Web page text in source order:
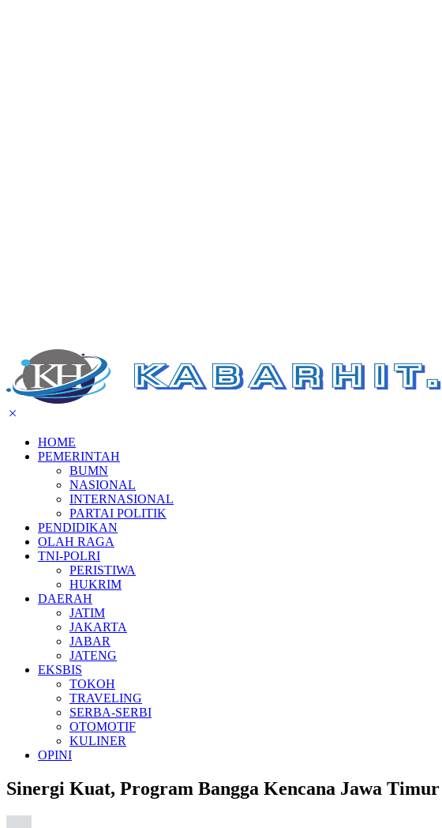
HOME
PEMERINTAH
BUMN
NASIONAL
INTERNASIONAL
PARTAI POLITIK
PENDIDIKAN
OLAH RAGA
TNI-POLRI
PERISTIWA
HUKRIM
DAERAH
JATIM
JAKARTA
JABAR
JATENG
EKSBIS
TOKOH
TRAVELING
SERBA-SERBI
OTOMOTIF
KULINER
OPINI
Sinergi Kuat, Program Bangga Kencana Jawa